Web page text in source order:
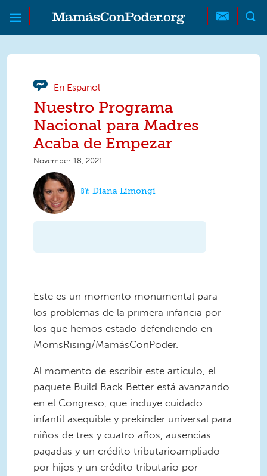
Skip to main content
Skip to main content
MamásConPoder
En Espanol
Nuestro Programa
Nacional para Madres
Acaba de Empezar
November 18, 2021
Diana Limongi
Este es un momento monumental para
los problemas de la primera infancia por
los que hemos estado defendiendo en
MomsRising/MamásConPoder.
Al momento de escribir este artículo, el
paquete Build Back Better está avanzando
en el Congreso, que incluye cuidado
infantil asequible y prekínder universal para
niños de tres y cuatro años, ausencias
pagadas y un crédito tributarioampliado
por hijos y un crédito tributario por